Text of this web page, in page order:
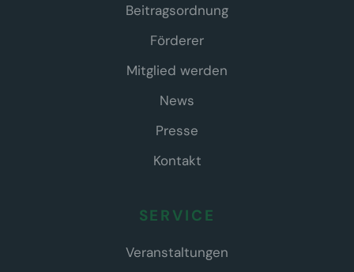
Beitragsordnung
Förderer
Mitglied werden
News
Presse
Kontakt
SERVICE
Veranstaltungen